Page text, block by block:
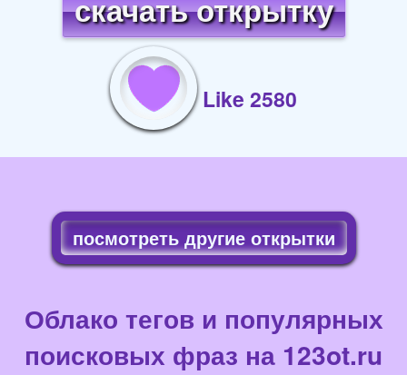
скачать открытку
Like 2580
посмотреть другие открытки
Облако тегов и популярных
поисковых фраз на 123ot.ru